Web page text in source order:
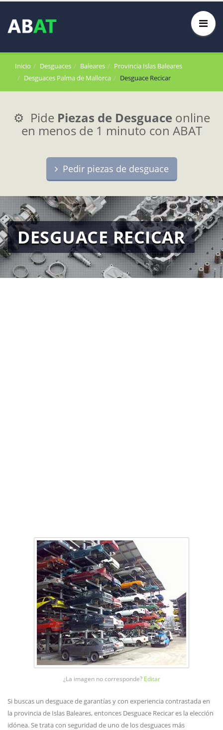
Inicio Desguaces Baleares
Provincia Islas Baleares
Desguaces Palma de Mallorca
Desguace Recicar
⚙️ Pide Piezas de Desguace online
en menos de 1 minuto con ABAT
Pedir piezas de desguace
DESGUACE RECICAR
¿La imagen no corresponde? Editar
Si buscas un desguace de garantías y con experiencia contrastada en
la provincia de Islas Baleares, entonces Desguace Recicar es la elección
idónea. Se trata con seguridad de uno de los desguaces más